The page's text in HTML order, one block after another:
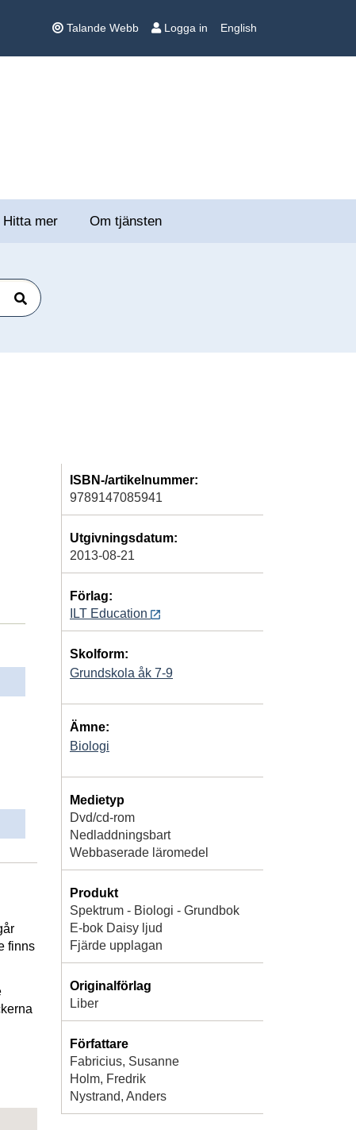
Talande Webb Logga in English
Hitta mer Om tjänsten
Sök
finns
ISBN-/artikelnummer:
9789147085941
Utgivningsdatum:
2013-08-21
Förlag:
ILT Education
Skolform:
Grundskola åk 7-9
Ämne:
Biologi
Medietyp
Dvd/cd-rom
Nedladdningsbart
Webbaserade läromedel
Produkt
Spektrum - Biologi - Grundbok
E-bok Daisy ljud
Fjärde upplagan
Originalförlag
Liber
Författare
Fabricius, Susanne
Holm, Fredrik
Nystrand, Anders